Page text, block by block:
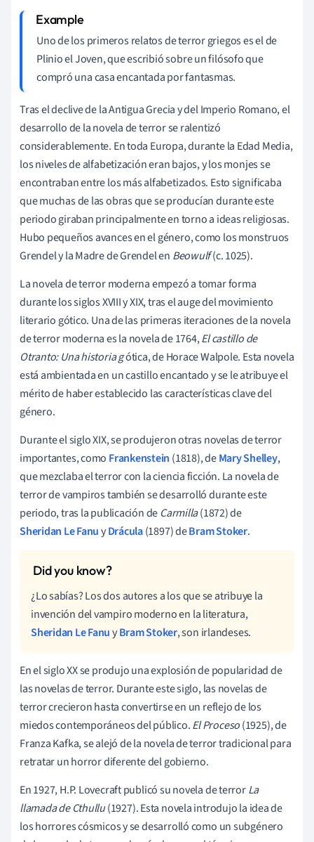
Uno de los primeros relatos de terror griegos es el de
Plinio el Joven, que escribió sobre un filósofo que
compró una casa encantada por fantasmas.
Tras el declive de la Antigua Grecia y del Imperio Romano, el
desarrollo de la novela de terror se ralentizó
considerablemente. En toda Europa, durante la Edad Media,
los niveles de alfabetización eran bajos, y los monjes se
encontraban entre los más alfabetizados. Esto significaba
que muchas de las obras que se producían durante este
periodo giraban principalmente en torno a ideas religiosas.
Hubo pequeños avances en el género, como los monstruos
Grendel y la Madre de Grendel en Beowulf(c. 1025).
La novela de terror moderna empezó a tomar forma
durante los siglos XVIII y XIX, tras el auge del movimiento
literario gótico. Una de las primeras iteraciones de la novela
de terror moderna es la novela de 1764,El castillo de
Otranto: Una historia gótica, de Horace Walpole. Esta novela
está ambientada en un castillo encantado y se le atribuye el
mérito de haber establecido las características clave del
género.
Durante el siglo XIX, se produjeron otras novelas de terror
importantes, como Frankenstein (1818), deMary Shelley,
que mezclaba el terror con la ciencia ficción. La novela de
terror de vampiros también se desarrolló durante este
periodo, tras la publicación de Carmilla(1872) de
Sheridan Le FanuyDrácula(1897) deBram Stoker.
¿Lo sabías? Los dos autores a los que se atribuye la
invención del vampiro moderno en la literatura,
Sheridan Le FanuyBram Stoker, son irlandeses.
En el siglo XX se produjo una explosión de popularidad de
las novelas de terror. Durante este siglo, las novelas de
terror crecieron hasta convertirse en un reflejo de los
miedos contemporáneos del público.El Proceso(1925), de
Franza Kafka, se alejó de la novela de terror tradicional para
retratar un horror diferente del gobierno.
En 1927, H.P. Lovecraft publicó su novela de terrorLa
llamada de Cthullu(1927). Esta novela introdujo la idea de
los horrores cósmicos y se desarrolló como un subgénero